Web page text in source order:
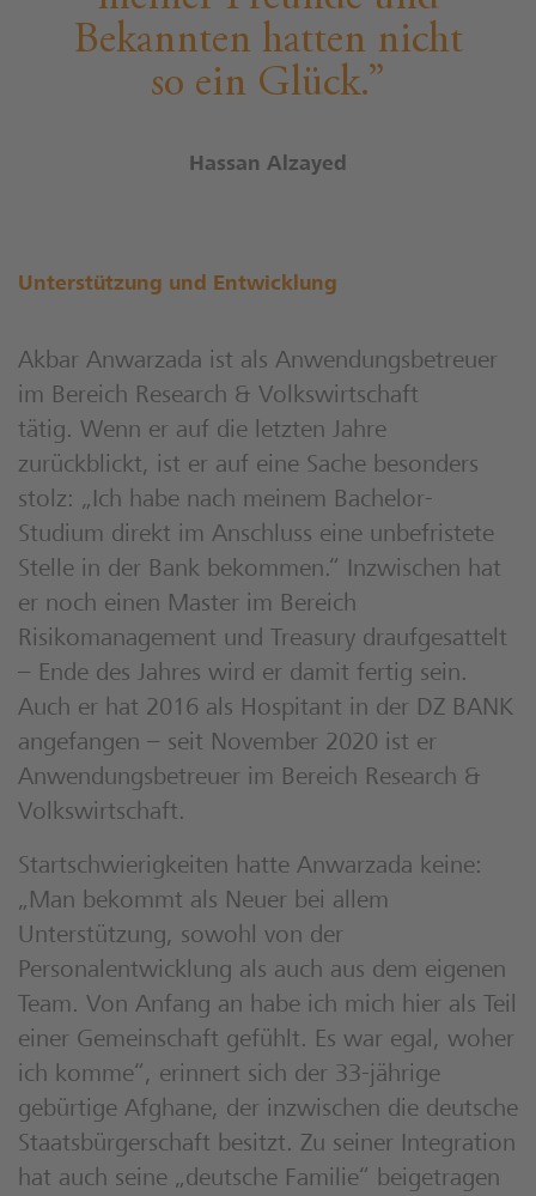
Bekannten hatten nicht
so ein Glück.
Hassan Alzayed
Unterstützung und Entwicklung
Akbar Anwarzada ist als Anwendungsbetreuer
im Bereich Research & Volkswirtschaft
tätig. Wenn er auf die letzten Jahre
zurückblickt, ist er auf eine Sache besonders
stolz: „Ich habe nach meinem Bachelor-
Studium direkt im Anschluss eine unbefristete
Stelle in der Bank bekommen.“ Inzwischen hat
er noch einen Master im Bereich
Risikomanagement und Treasury draufgesattelt
– Ende des Jahres wird er damit fertig sein.
Auch er hat 2016 als Hospitant in der DZ BANK
angefangen – seit November 2020 ist er
Anwendungsbetreuer im Bereich Research &
Volkswirtschaft.
Startschwierigkeiten hatte Anwarzada keine:
„Man bekommt als Neuer bei allem
Unterstützung, sowohl von der
Personalentwicklung als auch aus dem eigenen
Team. Von Anfang an habe ich mich hier als Teil
einer Gemeinschaft gefühlt. Es war egal, woher
ich komme“, erinnert sich der 33-jährige
gebürtige Afghane, der inzwischen die deutsche
Staatsbürgerschaft besitzt. Zu seiner Integration
hat auch seine „deutsche Familie“ beigetragen